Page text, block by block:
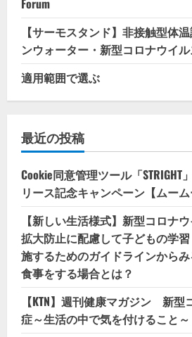
【サーモスタンド】非接触型体
ンウォーター・新型コロナウイ
適用範囲で選ぶ
最近の投稿
Cookie同意管理ツール「STRIGHT
リース記念キャンペーン【ムーム
【新しい生活様式】新型コロナ
拡大防止に配慮して子どもの学
施するためのガイドラインから
食事をする場合とは？
【KTN】週刊健康マガジン 新型
症～生活の中で気を付けること～